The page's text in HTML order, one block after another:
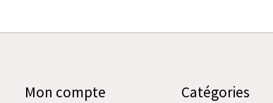
Mon compte Catégories